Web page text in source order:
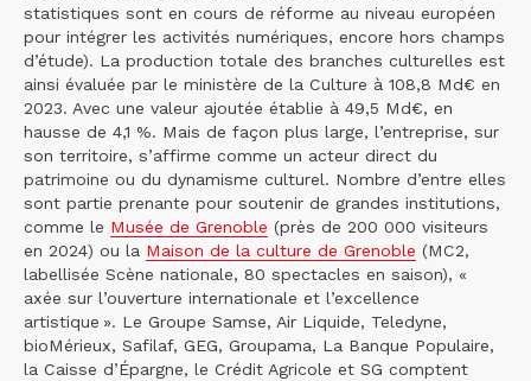
statistiques sont en cours de réforme au niveau européen
pour intégrer les activités numériques, encore hors champs
d’étude). La production totale des branches culturelles est
ainsi évaluée par le ministère de la Culture à 108,8 Md€ en
2023. Avec une valeur ajoutée établie à 49,5 Md€, en
hausse de 4,1 %. Mais de façon plus large, l’entreprise, sur
son territoire, s’affirme comme un acteur direct du
patrimoine ou du dynamisme culturel. Nombre d’entre elles
sont partie prenante pour soutenir de grandes institutions,
comme le Musée de Grenoble (près de 200 000 visiteurs
en 2024) ou la Maison de la culture de Grenoble (MC2,
labellisée Scène nationale, 80 spectacles en saison), «
axée sur l’ouverture internationale et l’excellence
artistique ». Le Groupe Samse, Air Liquide, Teledyne,
bioMérieux, Safilaf, GEG, Groupama, La Banque Populaire,
la Caisse d’Épargne, le Crédit Agricole et SG comptent